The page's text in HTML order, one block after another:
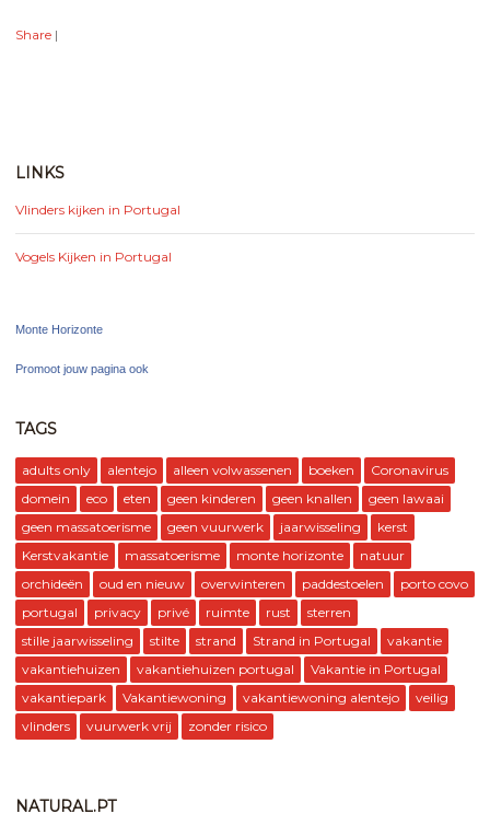
Share |
LINKS
Vlinders kijken in Portugal
Vogels Kijken in Portugal
Monte Horizonte
Promoot jouw pagina ook
TAGS
adults only alentejo alleen volwassenen boeken
Coronavirus
domein
eco eten geen kinderen geen knallen
geen lawaai
geen massatoerisme
geen vuurwerk jaarwisseling
kerst
Kerstvakantie
massatoerisme monte horizonte
natuur
orchideën
oud en nieuw overwinteren paddestoelen
porto covo
portugal
privacy privé ruimte rust
sterren
stille jaarwisseling
stilte strand Strand in Portugal
vakantie
vakantiehuizen
vakantiehuizen portugal
Vakantie in Portugal
vakantiepark
Vakantiewoning vakantiewoning alentejo
veilig
vlinders
vuurwerk vrij zonder risico
NATURAL.PT